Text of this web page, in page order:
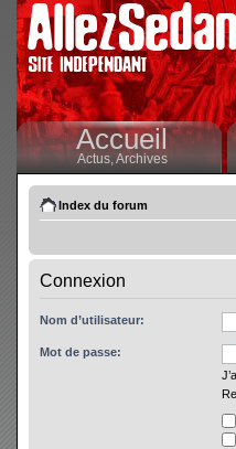
Accueil
Actus,Archives
Index du forum
Connexion
Nom d’utilisateur:
Mot de passe: